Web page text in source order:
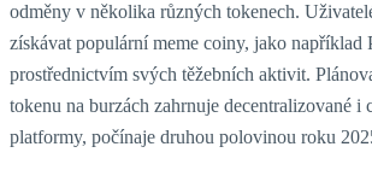
odměny v několika různých tokenech.
získávat populární meme coiny, jako například
prostřednictvím svých těžebních aktivit.
tokenu na burzách zahrnuje decentralizované i
platformy, počínaje druhou polovinou roku